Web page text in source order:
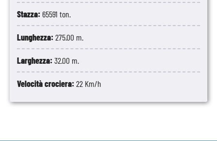
Stazza: 65591 ton.
Lunghezza:275.00 m.
Larghezza:32.00 m.
Velocità crociera:22 Km/h